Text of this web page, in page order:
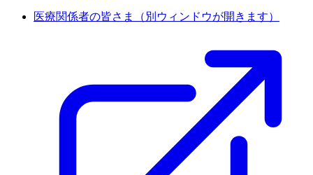
医療関係者の皆さま （別ウィンドウが開きます）